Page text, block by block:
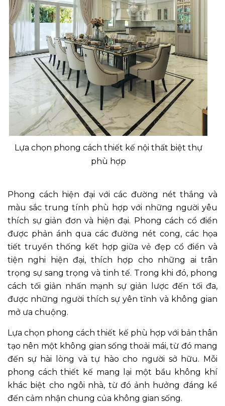
Lựa chọn phong cách thiết kế nội thất biệt thự
phù hợp
Phong cách hiện đại với các đường nét thẳng và
màu sắc trung tính phù hợp với những người yêu
thích sự giản đơn và hiện đại. Phong cách cổ điển
được phản ánh qua các đường nét cong, các họa
tiết truyền thống kết hợp giữa vẻ đẹp cổ điển và
tiện nghi hiện đại, thích hợp cho những ai trân
trọng sự sang trọng và tinh tế. Trong khi đó, phong
cách tối giản nhấn mạnh sự giản lược đến tối đa,
được những người thích sự yên tĩnh và không gian
mở ưa chuộng.
Lựa chọn phong cách thiết kế phù hợp với bản thân
tạo nên một không gian sống thoải mái, từ đó mang
đến sự hài lòng và tự hào cho người sở hữu. Mỗi
phong cách thiết kế mang lại một bầu không khí
khác biệt cho ngôi nhà, từ đó ảnh hưởng đáng kể
đến cảm nhận chung của không gian sống.